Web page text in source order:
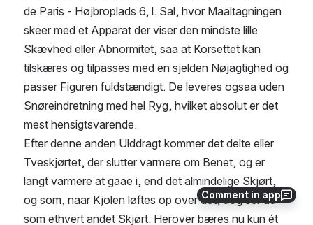
Comment in app
de Paris - Højbroplads 6, l. Sal, hvor Maaltagningen
skeer med et Apparat der viser den mindste lille
Skævhed eller Abnormitet, saa at Korsettet kan
tilskæres og tilpasses med en sjelden Nøjagtighed og
passer Figuren fuldstændigt. De leveres ogsaa uden
Snøreindretning med hel Ryg, hvilket absolut er det
mest hensigtsvarende.
Efter denne anden Ulddragt kommer det delte eller
Tveskjørtet, der slutter varmere om Benet, og er
langt varmere at gaae i, end det almindelige Skjørt,
og som, naar Kjolen løftes op over det, dog ser ud
som ethvert andet Skjørt. Herover bæres nu kun ét